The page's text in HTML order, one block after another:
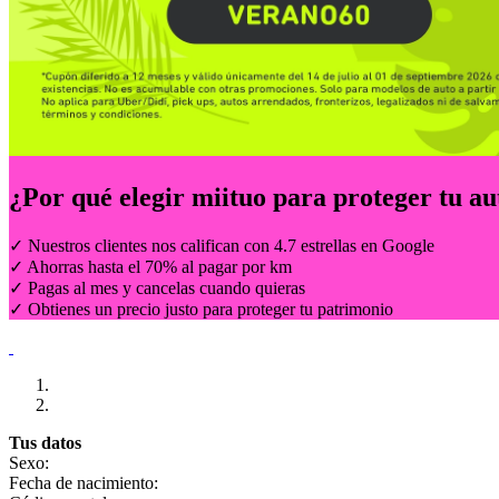
¿Por qué elegir miituo para proteger tu
✓ Nuestros clientes nos califican con 4.7 estrellas en Google
✓ Ahorras hasta el 70% al pagar por km
✓ Pagas al mes y cancelas cuando quieras
✓ Obtienes un precio justo para proteger tu patrimonio
Tus datos
Sexo:
Fecha de nacimiento: